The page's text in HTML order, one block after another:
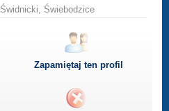
Świdnicki, Świebodzice
Zapamiętaj ten profil